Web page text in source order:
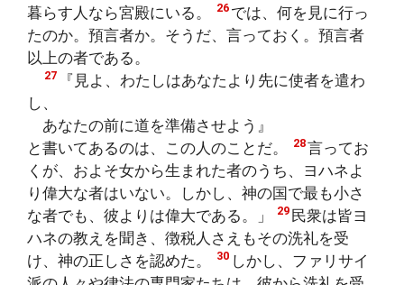
暮らす人なら宮殿にいる。
26 では、何を見に行っ
たのか。預言者か。そうだ、言っておく。預言者
以上の者である。
27
『見よ、わたしはあなたより先に使者を遣わ
し、
あなたの前に道を準備させよう』
と書いてあるのは、この人のことだ。
28言ってお
くが、およそ女から生まれた者のうち、ヨハネよ
り偉大な者はいない。しかし、神の国で最も小さ
な者でも、彼よりは偉大である。」
29 民衆は皆ヨ
ハネの教えを聞き、徴税人さえもその洗礼を受
け、神の正しさを認めた。
30 しかし、ファリサイ